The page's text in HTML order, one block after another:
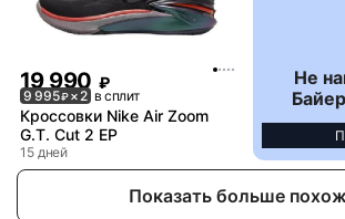
19 990 ₽
9 995₽× 2 в сплит
Кроссовки Nike Air Zoom
G.T. Cut 2 EP
15 дней
Не
Показать больше